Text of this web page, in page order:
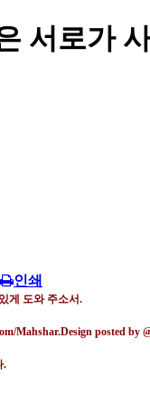
서로가
인쇄
게 도와 주소서.
.